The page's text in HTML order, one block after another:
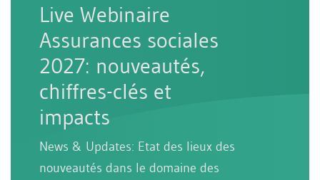
Live Webinaire
Assurances sociales
2027: nouveautés,
chiffres-clés et
impacts
News & Updates: Etat des lieux des
nouveautés dans le domaine des